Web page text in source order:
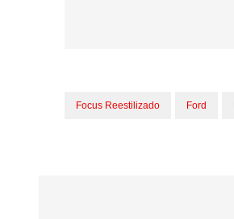
Focus Reestilizado Ford